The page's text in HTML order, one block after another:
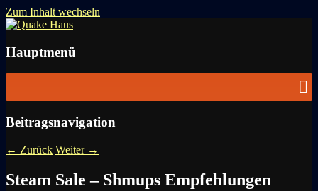
Zum Inhalt wechseln
Quake Haus
Hauptmenü
Beitragsnavigation
← Zurück Weiter →
Steam Sale – Shmups Empfehlungen